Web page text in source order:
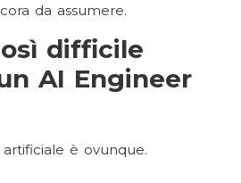
da assumere.
difficile
AI Engineer
è ovunque.